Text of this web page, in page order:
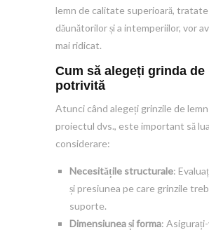
lemn de calitate superioară,
dăunătorilor și a intemperiilor, vor
mai ridicat.
Cum să alegeți grinda de
potrivită
Atunci când alegeți grinzile de
proiectul dvs., este important să
considerare:
Necesitățile structurale:
și presiunea pe care grinzile
suporte.
Dimensiunea și forma: Asigurați-